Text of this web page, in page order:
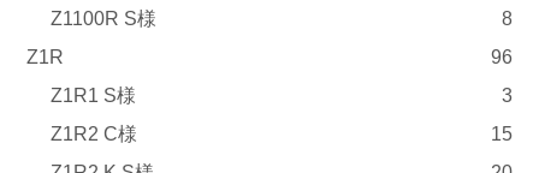
Z1100R S様
8
Z1R
96
Z1R1 S様
3
Z1R2 C様
15